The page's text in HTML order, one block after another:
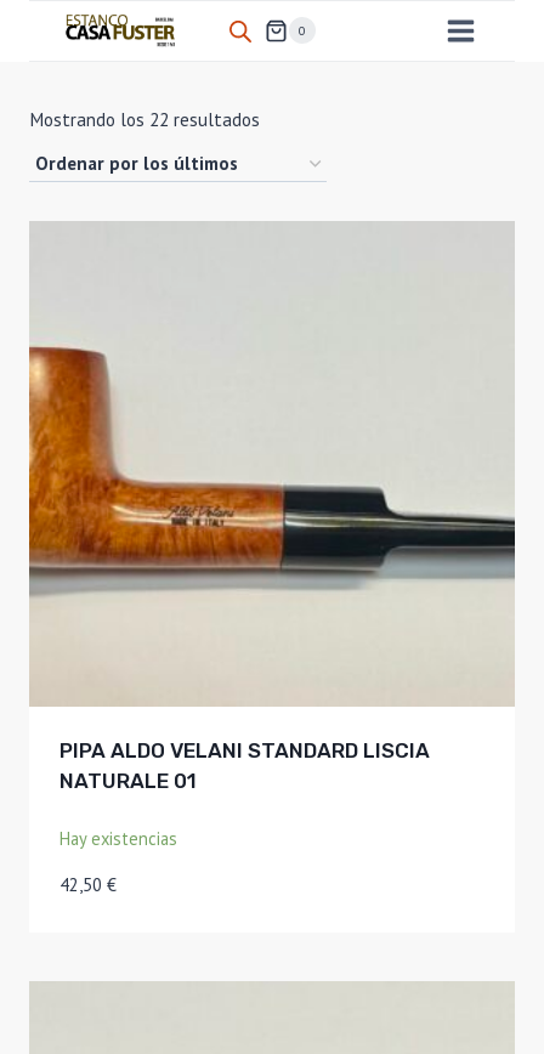
0
Mostrando los 22 resultados
los
últimos
PIPA ALDO VELANI STANDARD LISCIA
NATURALE 01
Hay existencias
42,50 €